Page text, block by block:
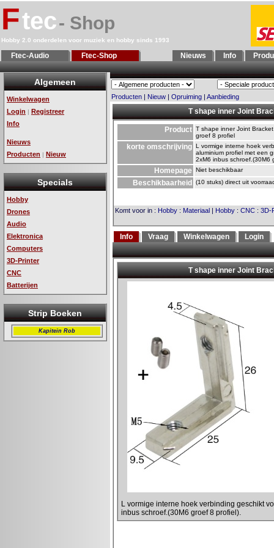
Ftec- Shop
Hobby 2.0 onderdelen voor muziek en hobby sinds 1993
Ftec-Audio Ftec-Shop Nieuws Info
Algemeen
Winkelwagen
Login | Registreer
Info
Nieuws
Producten | Nieuw
Specials
Hobby
Drones
Audio
Elektronica
Computers
3D-Printer
CNC
Batterijen
Strip Boeken
Kapitein Rob
Producten | Nieuw | Opruiming | Aanbieding
T shape inner Joint
Product T shape inner Joint
groef 8 profiel
korte omschrijving L vormige interne hoek
aluminium profiel met een
2xM6 inbus schroef.(30M6
Homepage Niet beschikbaar
Beschikbaarheid (10 stuks) direct uit
Komt voor in : Hobby : Materiaal | Hobby : CNC : 3D-
Info Vraag Winkelwagen Login